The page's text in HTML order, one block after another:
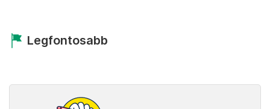
Legfontosabb